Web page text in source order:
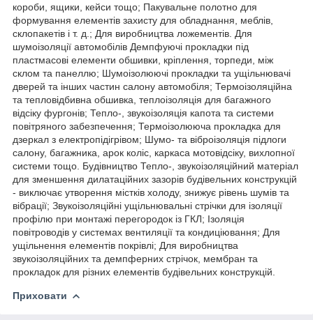
короби, ящики, кейси тощо; Пакувальне полотно для
формування елементів захисту для обладнання, меблів,
склопакетів і т. д.; Для виробництва ложементів. Для
шумоізоляції автомобілів Демпфуючі прокладки під
пластмасові елементи обшивки, кріплення, торпеди, між
склом та панеллю; Шумоізолюючі прокладки та ущільнювачі
дверей та інших частин салону автомобіля; Термоізоляційна
та тепловідбивна обшивка, теплоізоляція для багажного
відсіку фургонів; Тепло-, звукоізоляція капота та системи
повітряного забезпечення; Термоізолююча прокладка для
дзеркал з електропідігрівом; Шумо- та віброізоляція підлоги
салону, багажника, арок коліс, каркаса мотовідсіку, вихлопної
системи тощо. Будівництво Тепло-, звукоізоляційний матеріал
для зменшення дилатаційних зазорів будівельних конструкцій
- виключає утворення містків холоду, знижує рівень шумів та
вібрації; Звукоізоляційні ущільнювальні стрічки для ізоляції
профілю при монтажі перегородок із ГКЛ; Ізоляція
повітроводів у системах вентиляції та кондиціювання; Для
ущільнення елементів покрівлі; Для виробництва
звукоізоляційних та демпферних стрічок, мембран та
прокладок для різних елементів будівельних конструкцій.
Приховати